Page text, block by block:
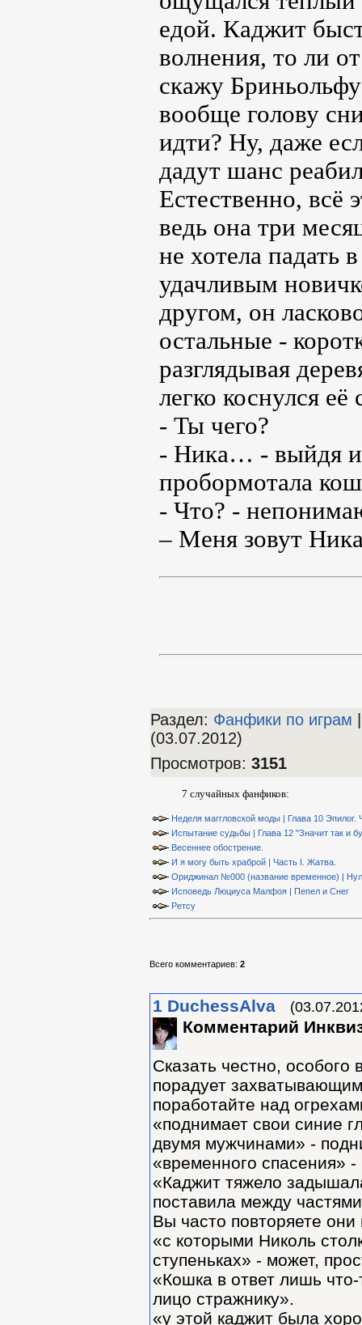
едой. Каджит
волнения, то ли
скажу
вообще голову
идти? Ну, даже
дадут шанс
Естественно, всё
ведь она три
не хотела падать
удачливым
другом, он
остальные -
разглядывая
легко коснулся
- Ты чего?
- Ника… - выйдя
пробормотала
- Что? -
– Меня зовут
Раздел: Фанфики по играм
(03.07.2012)
Просмотров: 3151
7 случайных фанфиков:
Неделя маггловской моды | Глава 10 Эпилог.
Испытание судьбы | Глава 12 "Значит так и
Весеннее обострение.
И я могу быть храброй | Часть I. Жатва.
Ориджинал №000 (название временное) |
Исповедь Люциуса Малфоя | Пепел и Снег
Ретсу
Всего комментариев: 2
1 DuchessAlva
Комментарий
Сказать честно,
порадует
поработайте над
«поднимает свои синие
двумя мужчинами» -
«временного спасения»
«Каджит тяжело
поставила между
Вы часто повторяете они
«с которыми Николь
ступеньках» - может,
«Кошка в ответ лишь
лицо стражнику».
«у этой каджит была